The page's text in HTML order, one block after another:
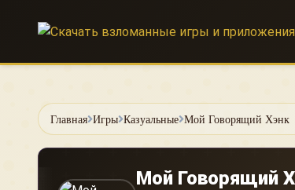
Главная Игры Казуальные Мой Говорящий Хэнк
Мой Говорящий